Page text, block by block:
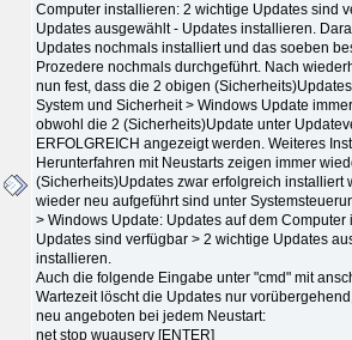
Computer installieren: 2 wichtige Updates sind
Updates ausgewählt - Updates installieren.
Updates nochmals installiert und das soeben
Prozedere nochmals durchgeführt. Nach
nun fest, dass die 2 obigen
System und Sicherheit > Windows Update
obwohl die 2 (Sicherheits)Update unter
ERFOLGREICH angezeigt werden. Weiteres
Herunterfahren mit Neustarts zeigen immer
(Sicherheits)Updates zwar erfolgreich installiert
wieder neu aufgeführt sind unter
> Windows Update: Updates auf dem
Updates sind verfügbar > 2 wichtige Updates
installieren.
Auch die folgende Eingabe unter "cmd" mit
Wartezeit löscht die Updates nur
neu angeboten bei jedem Neustart:
net stop wuauserv [ENTER]